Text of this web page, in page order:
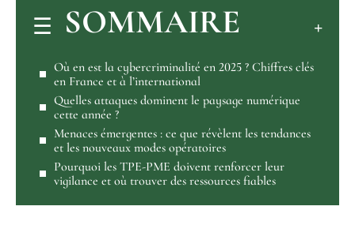
SOMMAIRE
Où en est la cybercriminalité en 2025 ? Chiffres clés
en France et à l’international
Quelles attaques dominent le paysage numérique
cette année ?
Menaces émergentes : ce que révèlent les tendances
et les nouveaux modes opératoires
Pourquoi les TPE-PME doivent renforcer leur
vigilance et où trouver des ressources fiables